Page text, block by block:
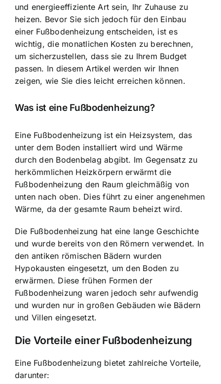
und energieeffiziente Art sein, Ihr Zuhause zu
heizen. Bevor Sie sich jedoch für den Einbau
einer Fußbodenheizung entscheiden, ist es
wichtig, die monatlichen Kosten zu berechnen,
um sicherzustellen, dass sie zu Ihrem Budget
passen. In diesem Artikel werden wir Ihnen
zeigen, wie Sie dies leicht erreichen können.
Was ist eine Fußbodenheizung?
Eine Fußbodenheizung ist ein Heizsystem, das
unter dem Boden installiert wird und Wärme
durch den Bodenbelag abgibt. Im Gegensatz zu
herkömmlichen Heizkörpern erwärmt die
Fußbodenheizung den Raum gleichmäßig von
unten nach oben. Dies führt zu einer angenehmen
Wärme, da der gesamte Raum beheizt wird.
Die Fußbodenheizung hat eine lange Geschichte
und wurde bereits von den Römern verwendet. In
den antiken römischen Bädern wurden
Hypokausten eingesetzt, um den Boden zu
erwärmen. Diese frühen Formen der
Fußbodenheizung waren jedoch sehr aufwendig
und wurden nur in großen Gebäuden wie Bädern
und Villen eingesetzt.
Die Vorteile einer Fußbodenheizung
Eine Fußbodenheizung bietet zahlreiche Vorteile,
darunter: